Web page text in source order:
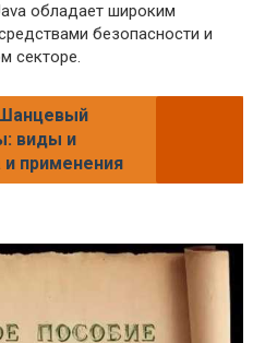
обладает широким
безопасности и
секторе.
Шанцевый
виды и
применения